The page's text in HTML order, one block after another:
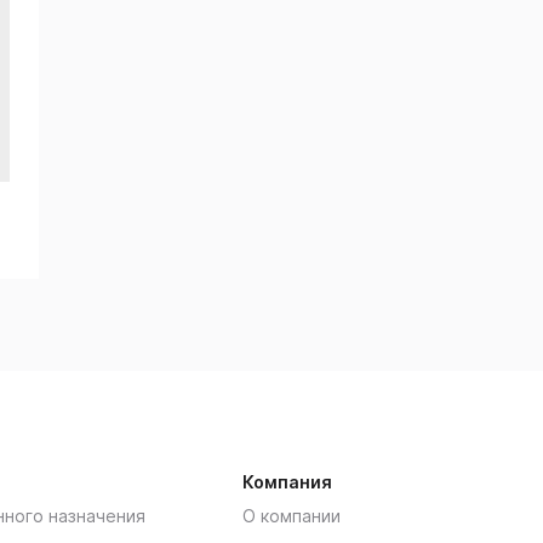
назначения
Компания
О компании